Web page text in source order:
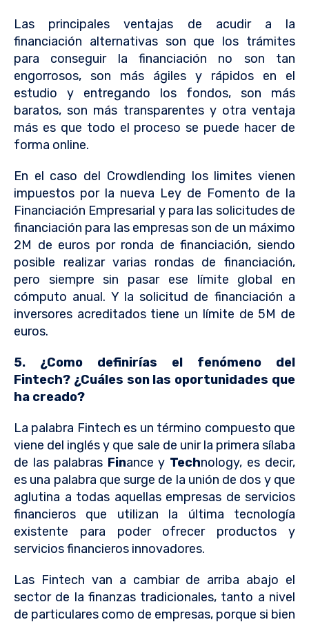
Las principales ventajas de acudir a la
financiación alternativas son que los trámites
para conseguir la financiación no son tan
engorrosos, son más ágiles y rápidos en el
estudio y entregando los fondos, son más
baratos, son más transparentes y otra ventaja
más es que todo el proceso se puede hacer de
forma online.
En el caso del Crowdlending los limites vienen
impuestos por la nueva Ley de Fomento de la
Financiación Empresarial y para las solicitudes de
financiación para las empresas son de un máximo
2M de euros por ronda de financiación, siendo
posible realizar varias rondas de financiación,
pero siempre sin pasar ese límite global en
cómputo anual. Y la solicitud de financiación a
inversores acreditados tiene un límite de 5M de
euros.
5. ¿Como definirías el fenómeno del
Fintech? ¿Cuáles son las oportunidades que
ha creado?
La palabra Fintech es un término compuesto que
viene del inglés y que sale de unir la primera sílaba
de las palabras Finance y Technology, es decir,
es una palabra que surge de la unión de dos y que
aglutina a todas aquellas empresas de servicios
financieros que utilizan la última tecnología
existente para poder ofrecer productos y
servicios financieros innovadores.
Las Fintech van a cambiar de arriba abajo el
sector de la finanzas tradicionales, tanto a nivel
de particulares como de empresas, porque si bien